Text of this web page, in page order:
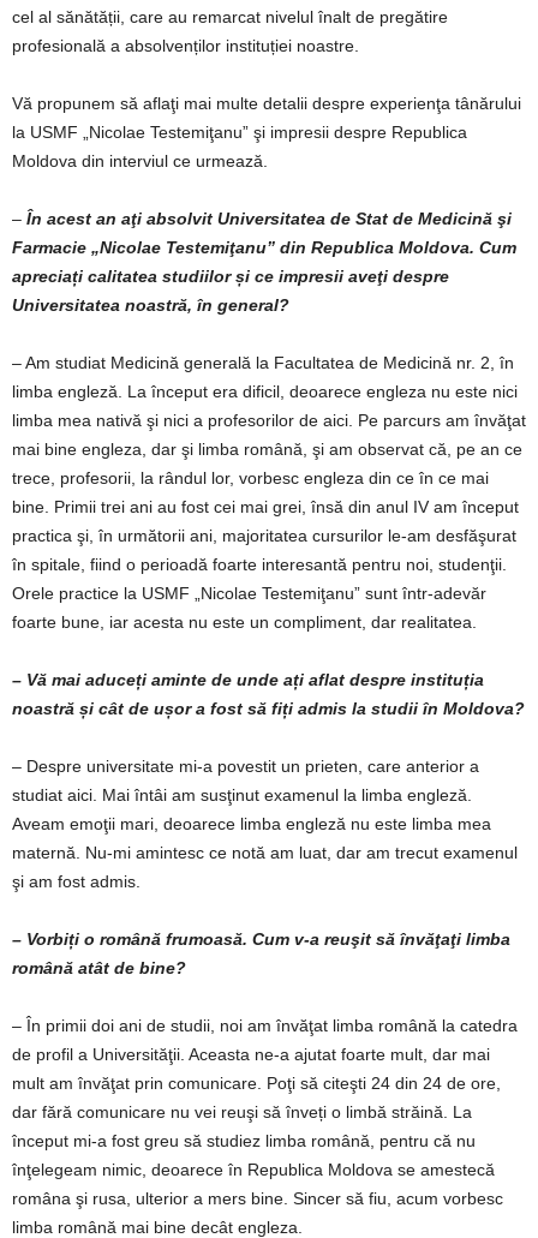
cel al sănătății, care au remarcat nivelul înalt de pregătire
profesională a absolvenților instituției noastre.
Vă propunem să aflaţi mai multe detalii despre experienţa tânărului
la USMF „Nicolae Testemiţanu” şi impresii despre Republica
Moldova din interviul ce urmează.
– În acest an aţi absolvit Universitatea de Stat de Medicină şi
Farmacie „Nicolae Testemiţanu” din Republica Moldova. Cum
apreciați calitatea studiilor și ce impresii aveţi despre
Universitatea noastră, în general?
– Am studiat Medicină generală la Facultatea de Medicină nr. 2, în
limba engleză. La început era dificil, deoarece engleza nu este nici
limba mea nativă şi nici a profesorilor de aici. Pe parcurs am învăţat
mai bine engleza, dar şi limba română, şi am observat că, pe an ce
trece, profesorii, la rândul lor, vorbesc engleza din ce în ce mai
bine. Primii trei ani au fost cei mai grei, însă din anul IV am început
practica şi, în următorii ani, majoritatea cursurilor le-am desfăşurat
în spitale, fiind o perioadă foarte interesantă pentru noi, studenţii.
Orele practice la USMF „Nicolae Testemiţanu” sunt într-adevăr
foarte bune, iar acesta nu este un compliment, dar realitatea.
– Vă mai aduceți aminte de unde ați aflat despre instituția
noastră și cât de ușor a fost să fiți admis la studii în Moldova?
– Despre universitate mi-a povestit un prieten, care anterior a
studiat aici. Mai întâi am susţinut examenul la limba engleză.
Aveam emoţii mari, deoarece limba engleză nu este limba mea
maternă. Nu-mi amintesc ce notă am luat, dar am trecut examenul
şi am fost admis.
– Vorbiți o română frumoasă. Cum v-a reuşit să învăţaţi limba
română atât de bine?
– În primii doi ani de studii, noi am învăţat limba română la catedra
de profil a Universităţii. Aceasta ne-a ajutat foarte mult, dar mai
mult am învăţat prin comunicare. Poţi să citeşti 24 din 24 de ore,
dar fără comunicare nu vei reuşi să înveți o limbă străină. La
început mi-a fost greu să studiez limba română, pentru că nu
înţelegeam nimic, deoarece în Republica Moldova se amestecă
româna şi rusa, ulterior a mers bine. Sincer să fiu, acum vorbesc
limba română mai bine decât engleza.